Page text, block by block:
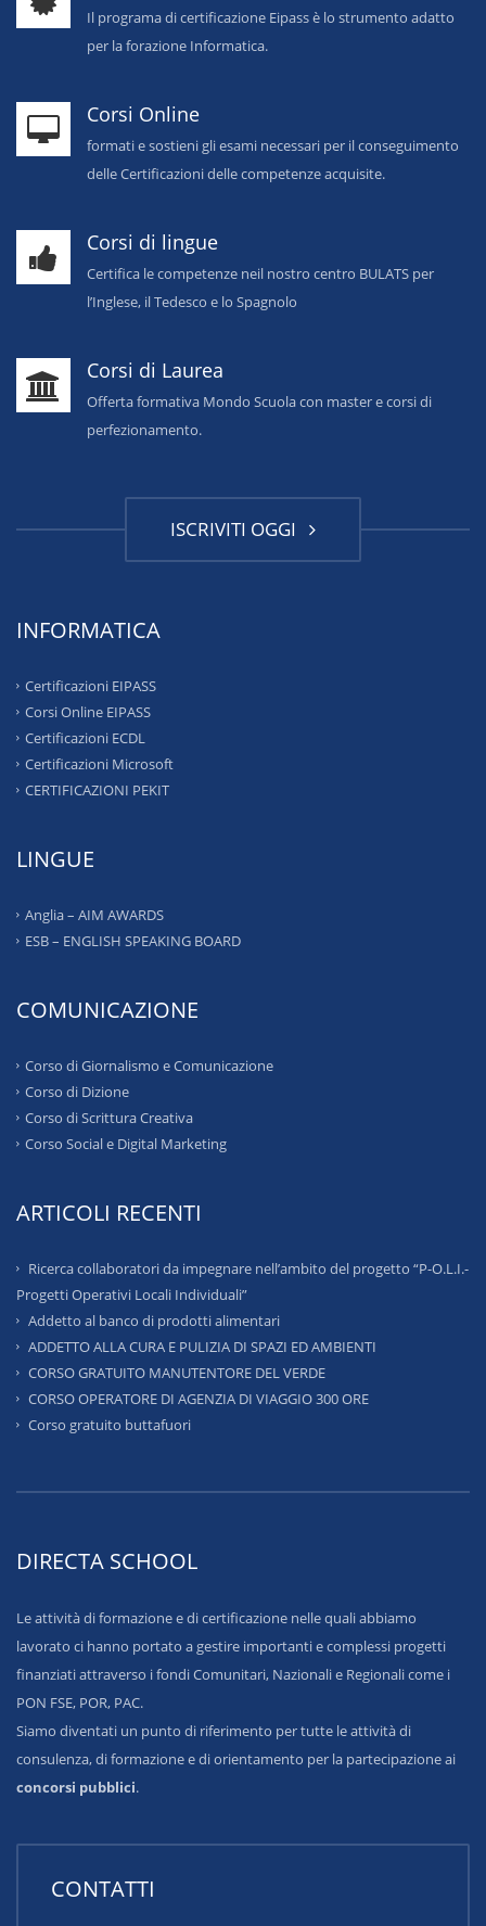
Il programa di certificazione Eipass è lo strumento adatto
per la forazione Informatica.
Corsi Online
formati e sostieni gli esami necessari per il conseguimento
delle Certificazioni delle competenze acquisite.
Corsi di lingue
Certifica le competenze neil nostro centro BULATS per
l’Inglese, il Tedesco e lo Spagnolo
Corsi di Laurea
Offerta formativa Mondo Scuola con master e corsi di
perfezionamento.
ISCRIVITI OGGI
INFORMATICA
Certificazioni EIPASS
Corsi Online EIPASS
Certificazioni ECDL
Certificazioni Microsoft
CERTIFICAZIONI PEKIT
LINGUE
Anglia – AIM AWARDS
ESB – ENGLISH SPEAKING BOARD
COMUNICAZIONE
Corso di Giornalismo e Comunicazione
Corso di Dizione
Corso di Scrittura Creativa
Corso Social e Digital Marketing
ARTICOLI RECENTI
Ricerca collaboratori da impegnare nell’ambito del progetto “P-O.L.I.-
Progetti Operativi Locali Individuali”
Addetto al banco di prodotti alimentari
ADDETTO ALLA CURA E PULIZIA DI SPAZI ED AMBIENTI
CORSO GRATUITO MANUTENTORE DEL VERDE
CORSO OPERATORE DI AGENZIA DI VIAGGIO 300 ORE
Corso gratuito buttafuori
DIRECTA SCHOOL
Le attività di formazione e di certificazione nelle quali abbiamo
lavorato ci hanno portato a gestire importanti e complessi progetti
finanziati attraverso i fondi Comunitari, Nazionali e Regionali come i
PON FSE, POR, PAC.
Siamo diventati un punto di riferimento per tutte le attività di
consulenza, di formazione e di orientamento per la partecipazione ai
concorsi pubblici.
CONTATTI